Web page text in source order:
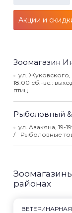
Акции и
Зоомагазин
ул. Жуковского,
18:00 сб.-вс.:
птиц.
Рыболовный &
ул. Авакяна, 19-
Рыболовные
районах